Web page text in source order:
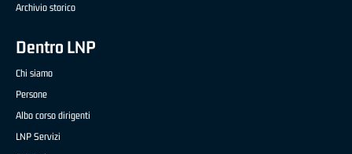
Archivio storico
Dentro LNP
Chi siamo
Persone
Albo corso dirigenti
LNP Servizi